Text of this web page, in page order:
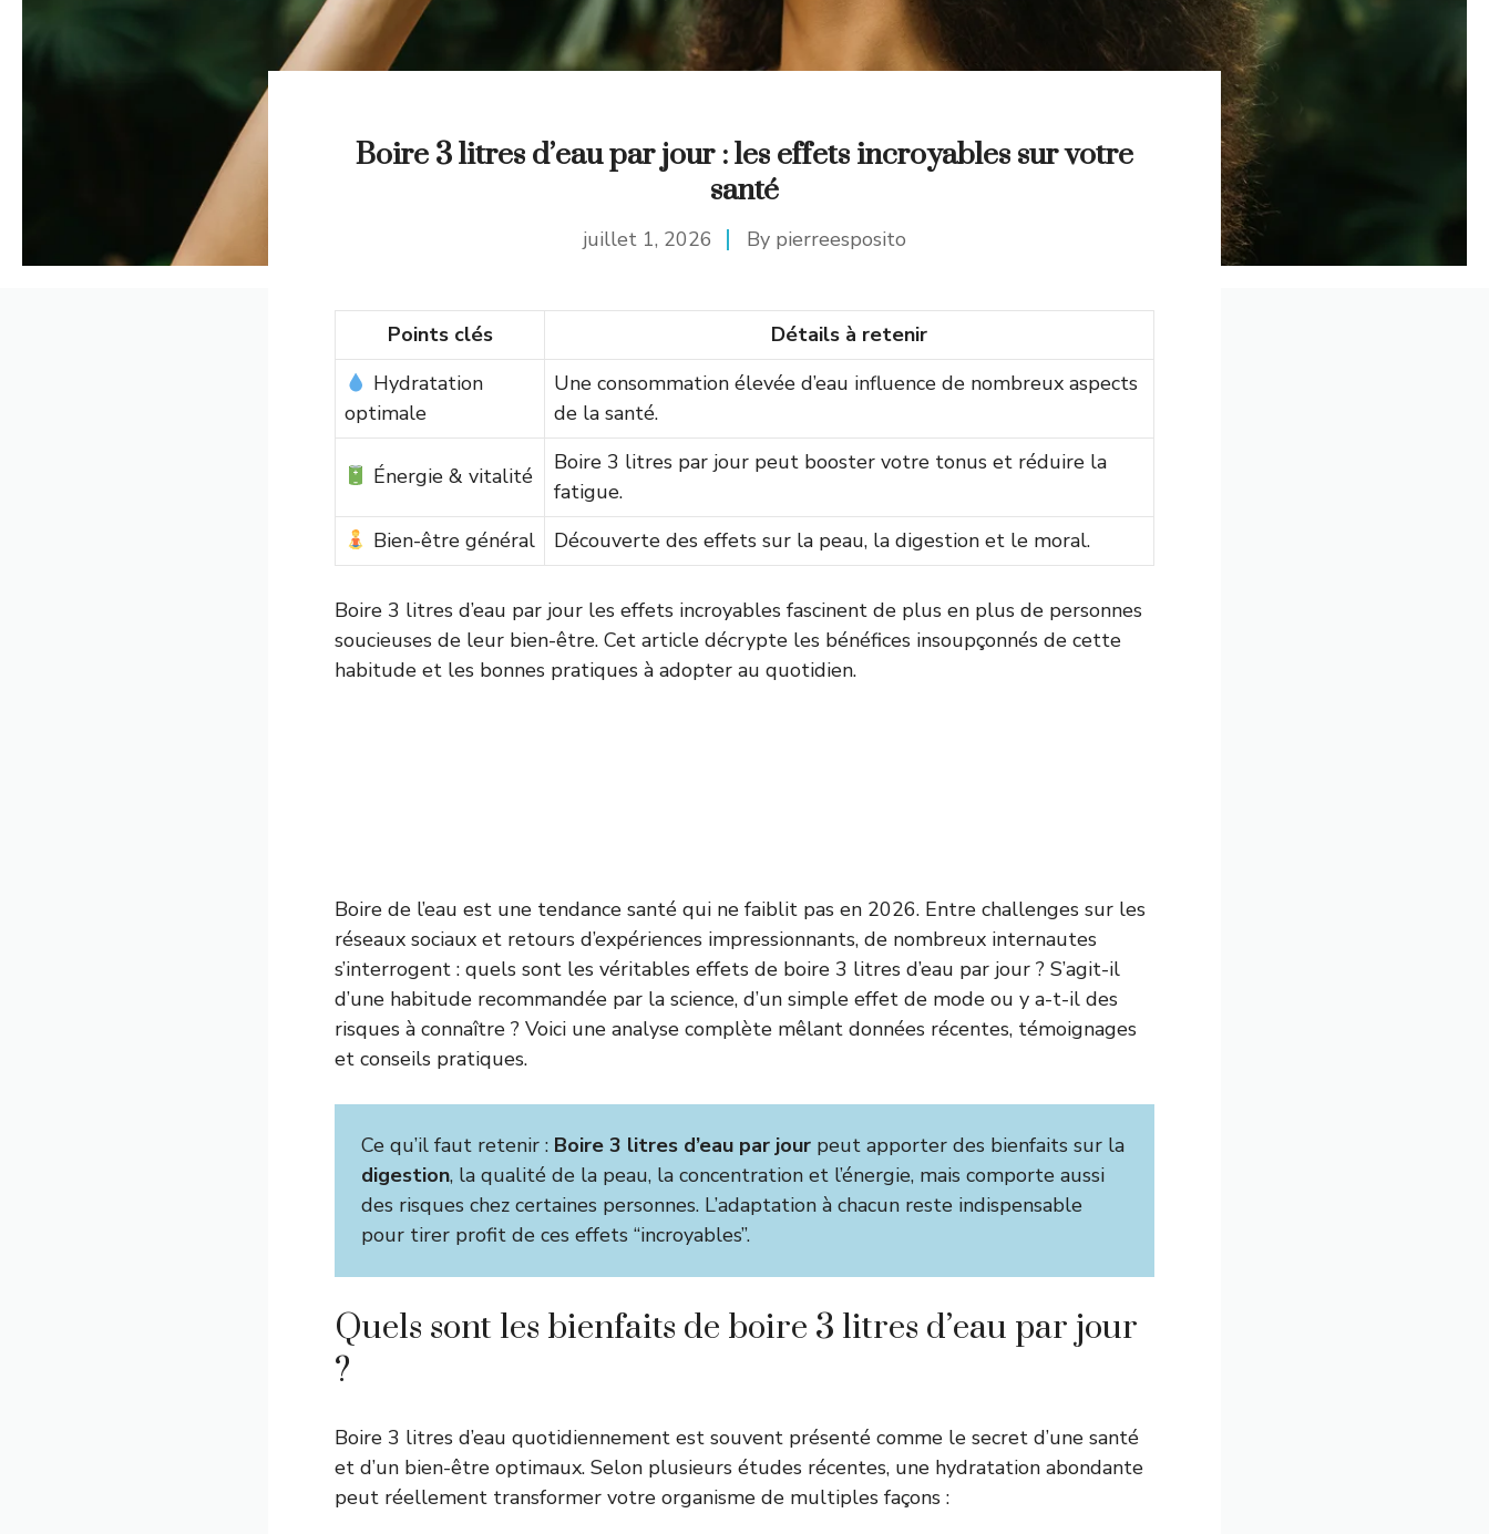
Boire 3 litres d’eau par jour : les effets incroyables sur votre
santé
juillet 1, 2026 By pierreesposito
Points clés
Détails à retenir
Hydratation
optimale
Une consommation élevée d’eau influence de nombreux aspects
de la santé.
Énergie & vitalité
Boire 3 litres par jour peut booster votre tonus et réduire la
fatigue.
Bien-être général
Découverte des effets sur la peau, la digestion et le moral.
Boire 3 litres d’eau par jour les effets incroyables fascinent de plus en plus de personnes
soucieuses de leur bien-être. Cet article décrypte les bénéfices insoupçonnés de cette
habitude et les bonnes pratiques à adopter au quotidien.
Boire de l’eau est une tendance santé qui ne faiblit pas en 2026. Entre challenges sur les
réseaux sociaux et retours d’expériences impressionnants, de nombreux internautes
s’interrogent : quels sont les véritables effets de boire 3 litres d’eau par jour ? S’agit-il
d’une habitude recommandée par la science, d’un simple effet de mode ou y a-t-il des
risques à connaître ? Voici une analyse complète mêlant données récentes, témoignages
et conseils pratiques.
Ce qu’il faut retenir : Boire 3 litres d’eau par jour peut apporter des bienfaits sur la
digestion, la qualité de la peau, la concentration et l’énergie, mais comporte aussi
des risques chez certaines personnes. L’adaptation à chacun reste indispensable
pour tirer profit de ces effets “incroyables”.
Quels sont les bienfaits de boire 3 litres d’eau par jour
?
Boire 3 litres d’eau quotidiennement est souvent présenté comme le secret d’une santé
et d’un bien-être optimaux. Selon plusieurs études récentes, une hydratation abondante
peut réellement transformer votre organisme de multiples façons :